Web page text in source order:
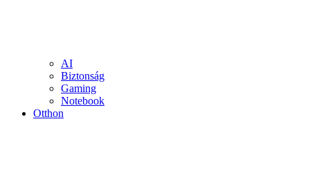
AI
Biztonság
Gaming
Notebook
Otthon